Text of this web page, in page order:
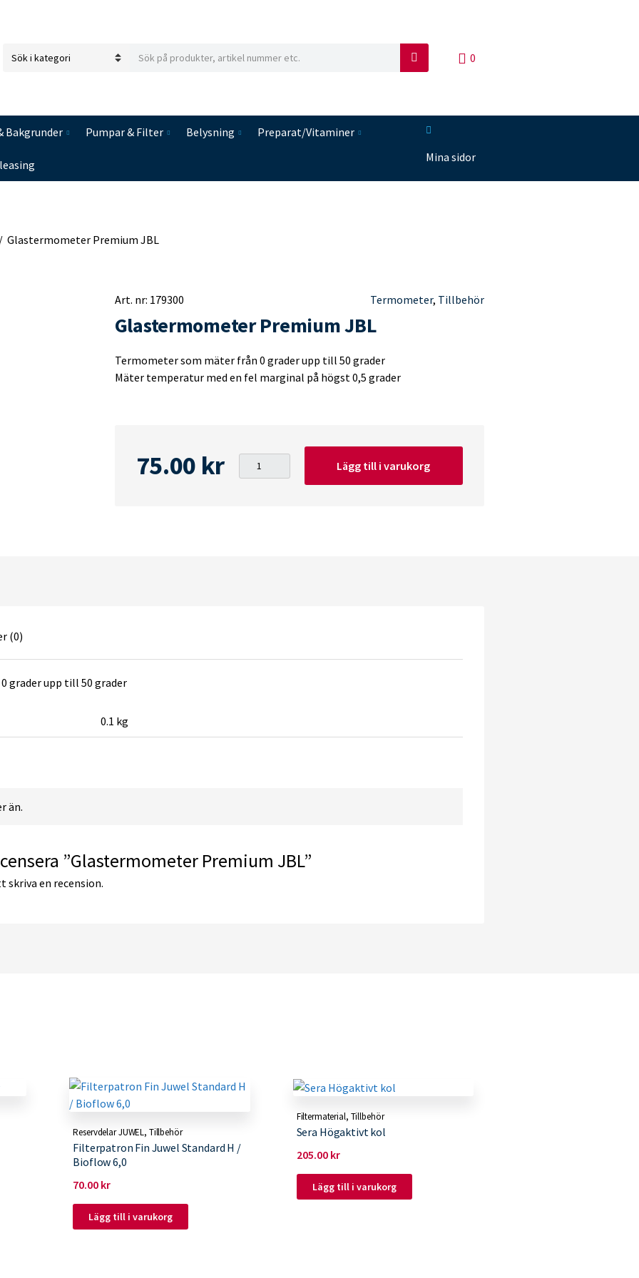
e
g
r
y
m
c
h
S
0
Bakgrunder Pumpar & Filter Belysning Preparat/Vitaminer
Mina sidor
/ Glastermometer Premium JBL
Art. nr: 179300 Termometer, Tillbehör
Glastermometer Premium JBL
Termometer som mäter från 0 grader upp till 50 grader
Mäter temperatur med en fel marginal på högst 0,5 grader
75.00 kr
Glastermometer
Lägg till i varukorg
(0)
grader upp till 50 grader
0.1 kg
än.
”Glastermometer Premium JBL”
skriva en recension.
Reservdelar JUWEL, Tillbehör
Filterpatron Fin Juwel Standard H /
Bioflow 6,0
70.00 kr
Lägg till i varukorg
Filtermaterial, Tillbehör
Sera Högaktivt kol
205.00 kr
Lägg till i varukorg